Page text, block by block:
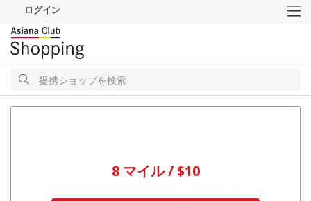
ログイン
検
索検
8 マイル / $10